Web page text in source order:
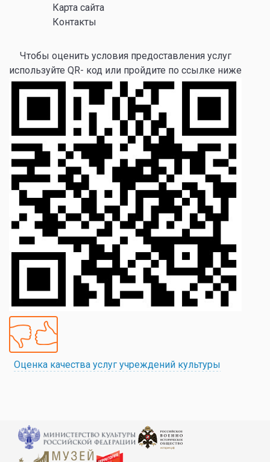
Карта сайта
Контакты
Чтобы оценить условия предоставления услуг
используйте QR- код или пройдите по ссылке ниже
Оценка качества услуг учреждений культуры